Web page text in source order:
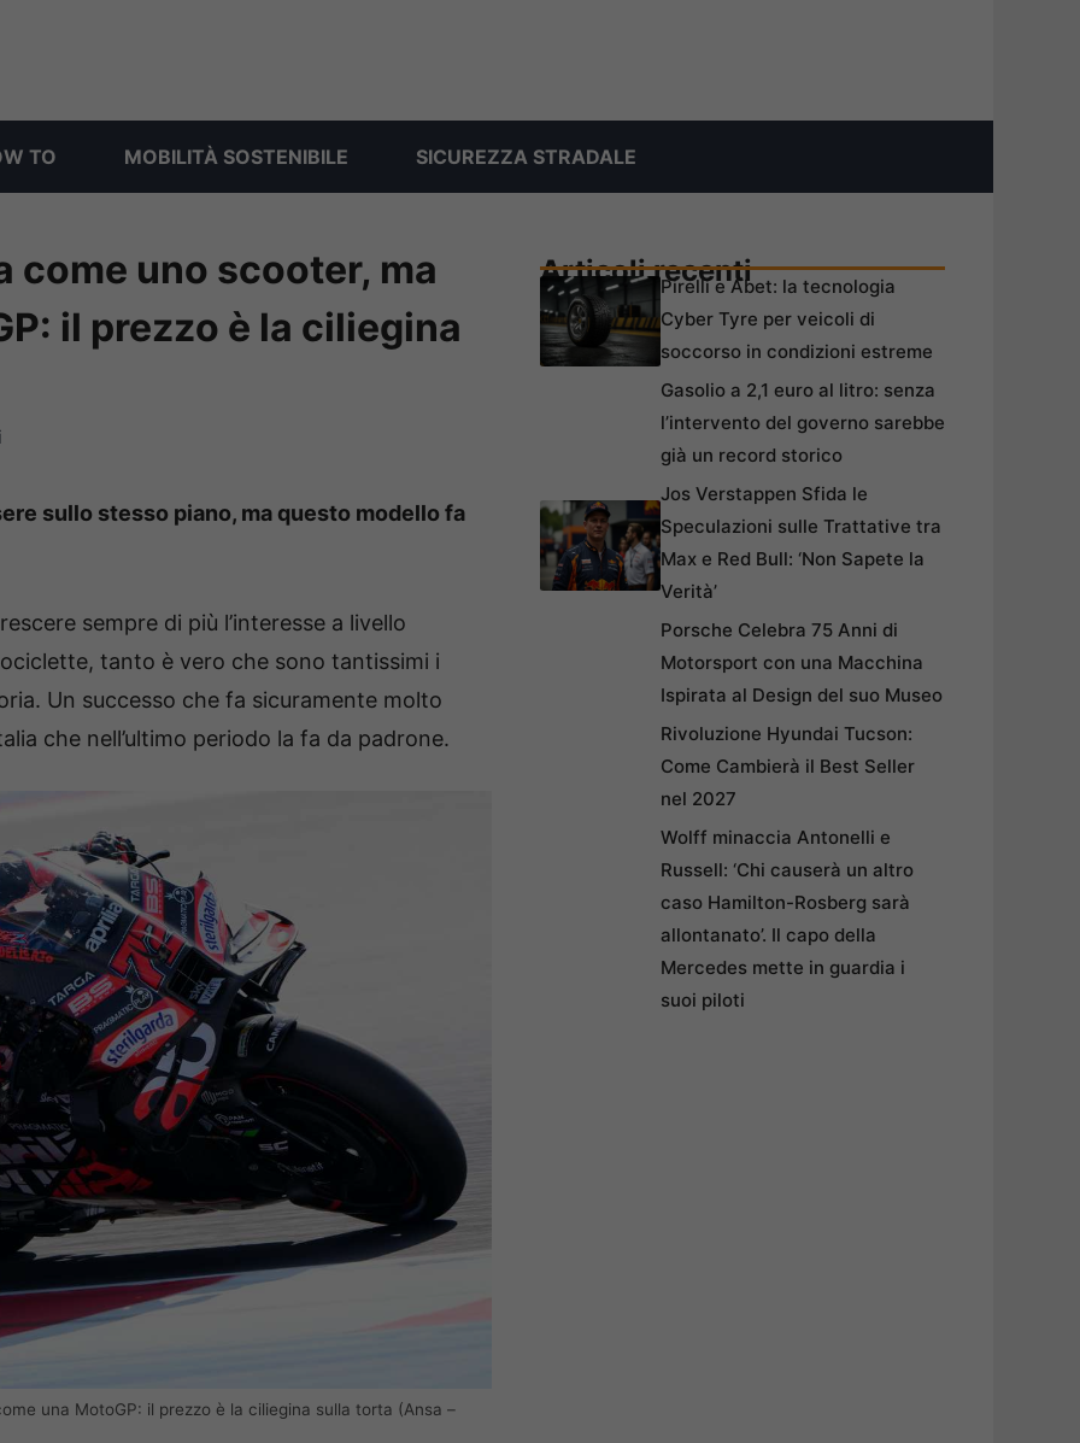
TO MOBILITÀ SOSTENIBILE SICUREZZA STRADALE
come uno scooter, ma
il prezzo è la ciliegina
sullo stesso piano, ma questo modello fa
sempre di più l’interesse a livello
tanto è vero che sono tantissimi i
Un successo che fa sicuramente molto
che nell’ultimo periodo la fa da padrone.
una MotoGP: il prezzo è la ciliegina sulla torta (Ansa –
Articoli recentiPirelli e Abet: la tecnologia
Cyber Tyre per veicoli di
soccorso in condizioni estreme
Gasolio a 2,1 euro al litro: senza
l’intervento del governo sarebbe
già un record storico
Jos Verstappen Sfida le
Speculazioni sulle Trattative tra
Max e Red Bull: ‘Non Sapete la
Verità’
Porsche Celebra 75 Anni di
Motorsport con una Macchina
Ispirata al Design del suo Museo
Rivoluzione Hyundai Tucson:
Come Cambierà il Best Seller
nel 2027
Wolff minaccia Antonelli e
Russell: ‘Chi causerà un altro
caso Hamilton-Rosberg sarà
allontanato’. Il capo della
Mercedes mette in guardia i
suoi piloti